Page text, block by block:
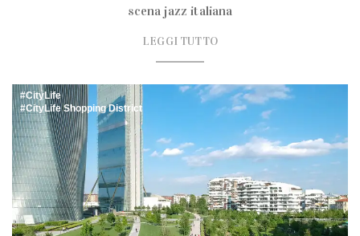
scena jazz italiana
LEGGI TUTTO
CityLife
CityLife Shopping District